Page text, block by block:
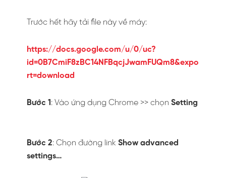
Trước hết hãy tải file này về máy:
https://docs.google.com/u/0/uc?
id=0B7CmiF8zBC14NFBqcjJwamFUQm8&expo
rt=download
Bước 1 : Vào ứng dụng Chrome >> chọn Setting
Bước 2: Chọn đường link Show advanced
settings…